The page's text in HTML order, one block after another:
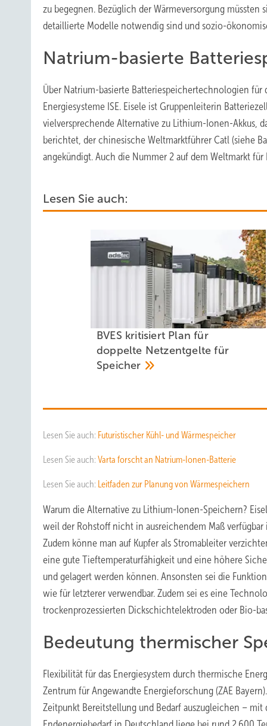
zu begegnen. Bezüglich der Wärmeversorgung müssten
detaillierte Modelle notwendig sind und sozio-
Natrium-basierte
Über Natrium-basierte Batteriespeichertechnologien
Energiesysteme ISE. Eisele ist Gruppenleiterin
vielversprechende Alternative zu Lithium-Ionen-Akkus,
berichtet, der chinesische Weltmarktführer Catl (siehe
angekündigt. Auch die Nummer 2 auf dem Weltmarkt
Lesen Sie auch:
BVES kritisiert Plan für
doppelte Netzentgelte für
Speicher
Lesen Sie auch: Futuristischer Kühl- und Wärmespeicher
Lesen Sie auch: Varta forscht an Natrium-Ionen-Batterie
Lesen Sie auch: Leitfaden zur Planung von Wärmespeichern
Warum die Alternative zu Lithium-Ionen-Speichern?
weil der Rohstoff nicht in ausreichendem Maß
Zudem könne man auf Kupfer als Stromableiter
eine gute Tieftemperaturfähigkeit und eine höhere
und gelagert werden können. Ansonsten sei die
wie für letzterer verwendbar. Zudem sei es eine
trockenprozessierten Dickschichtelektroden oder Bio-
Bedeutung thermischer
Flexibilität für das Energiesystem durch thermische
Zentrum für Angewandte Energieforschung (ZAE
Zeitpunkt Bereitstellung und Bedarf auszugleichen –